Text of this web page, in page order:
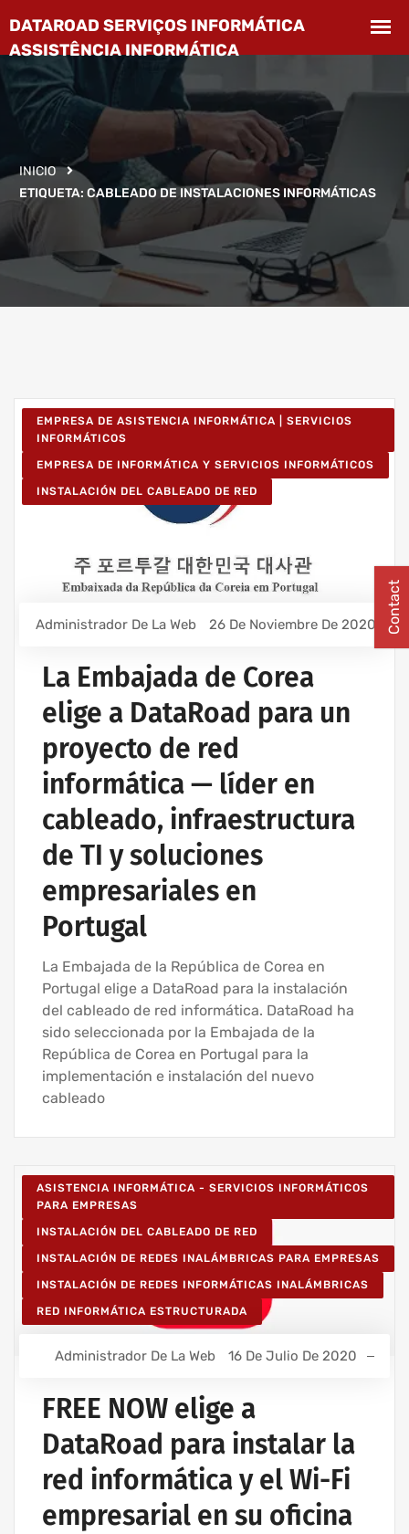
INICIO
ETIQUETA: CABLEADO DE INSTALACIONES INFORMÁTICAS
EMPRESA DE ASISTENCIA INFORMÁTICA | SERVICIOS
INFORMÁTICOS
EMPRESA DE INFORMÁTICA Y SERVICIOS INFORMÁTICOS
INSTALACIÓN DEL CABLEADO DE RED
Administrador De La Web 26 De Noviembre De 2020
La Embajada de Corea
elige a DataRoad para un
proyecto de red
informática — líder en
cableado, infraestructura
de TI y soluciones
empresariales en
Portugal
La Embajada de la República de Corea en
Portugal elige a DataRoad para la instalación
del cableado de red informática. DataRoad ha
sido seleccionada por la Embajada de la
República de Corea en Portugal para la
implementación e instalación del nuevo
cableado
ASISTENCIA INFORMÁTICA - SERVICIOS INFORMÁTICOS
PARA EMPRESAS
INSTALACIÓN DEL CABLEADO DE RED
INSTALACIÓN DE REDES INALÁMBRICAS PARA EMPRESAS
INSTALACIÓN DE REDES INFORMÁTICAS INALÁMBRICAS
RED INFORMÁTICA ESTRUCTURADA
Administrador De La Web 16 De Julio De 2020
FREE NOW elige a
DataRoad para instalar la
red informática y el Wi-Fi
empresarial en su oficina
Contact